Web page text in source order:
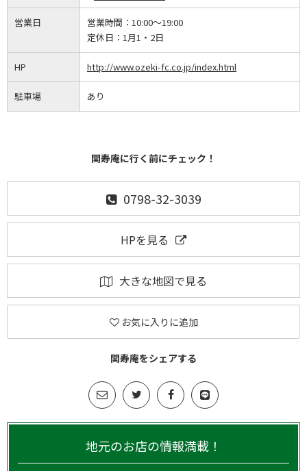
営業日 営業時間： 10:00～19:00
定休日： 1月1・2日
HP http://www.ozeki-fc.co.jp/index.html
駐車場 あり
関寿庵に行く前にチェック！
0798-32-3039
HPを見る
大きな地図で見る
お気に入りに追加
関寿庵をシェアする
地元のお店の情報満載！